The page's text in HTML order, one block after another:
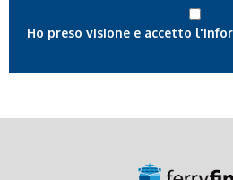
Ho preso visione e accetto